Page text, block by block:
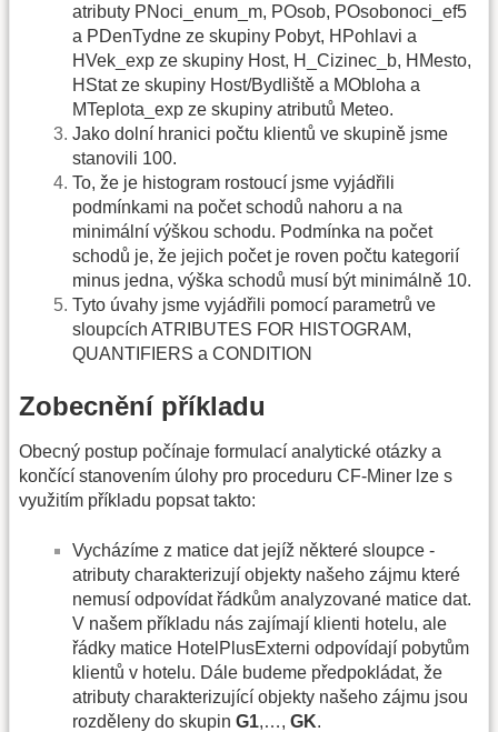
atributy PNoci_enum_m, POsob, POsobonoci_ef5
a PDenTydne ze skupiny Pobyt, HPohlavi a
HVek_exp ze skupiny Host, H_Cizinec_b, HMesto,
HStat ze skupiny Host/Bydliště a MObloha a
MTeplota_exp ze skupiny atributů Meteo.
Jako dolní hranici počtu klientů ve skupině jsme
stanovili 100.
To, že je histogram rostoucí jsme vyjádřili
podmínkami na počet schodů nahoru a na
minimální výškou schodu. Podmínka na počet
schodů je, že jejich počet je roven počtu kategorií
minus jedna, výška schodů musí být minimálně 10.
Tyto úvahy jsme vyjádřili pomocí parametrů ve
sloupcích ATRIBUTES FOR HISTOGRAM,
QUANTIFIERS a CONDITION
Zobecnění příkladu
Obecný postup počínaje formulací analytické otázky a
končící stanovením úlohy pro proceduru CF-Miner lze s
využitím příkladu popsat takto:
Vycházíme z matice dat jejíž některé sloupce -
atributy charakterizují objekty našeho zájmu které
nemusí odpovídat řádkům analyzované matice dat.
V našem příkladu nás zajímají klienti hotelu, ale
řádky matice HotelPlusExterni odpovídají pobytům
klientů v hotelu. Dále budeme předpokládat, že
atributy charakterizující objekty našeho zájmu jsou
rozděleny do skupin G1,…, GK.